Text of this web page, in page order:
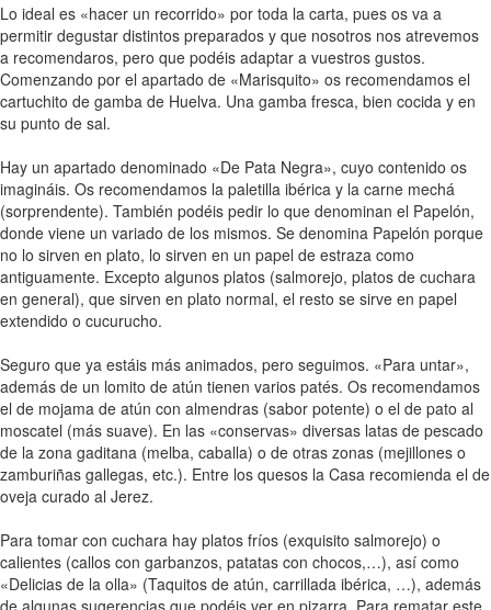
Lo ideal es «hacer un recorrido» por toda la carta, pues os va a
permitir degustar distintos preparados y que nosotros nos atrevemos
a recomendaros, pero que podéis adaptar a vuestros gustos.
Comenzando por el apartado de «Marisquito» os recomendamos el
cartuchito de gamba de Huelva. Una gamba fresca, bien cocida y en
su punto de sal.
Hay un apartado denominado «De Pata Negra», cuyo contenido os
imagináis. Os recomendamos la paletilla ibérica y la carne mechá
(sorprendente). También podéis pedir lo que denominan el Papelón,
donde viene un variado de los mismos. Se denomina Papelón porque
no lo sirven en plato, lo sirven en un papel de estraza como
antiguamente. Excepto algunos platos (salmorejo, platos de cuchara
en general), que sirven en plato normal, el resto se sirve en papel
extendido o cucurucho.
Seguro que ya estáis más animados, pero seguimos. «Para untar»,
además de un lomito de atún tienen varios patés. Os recomendamos
el de mojama de atún con almendras (sabor potente) o el de pato al
moscatel (más suave). En las «conservas» diversas latas de pescado
de la zona gaditana (melba, caballa) o de otras zonas (mejillones o
zamburiñas gallegas, etc.). Entre los quesos la Casa recomienda el de
oveja curado al Jerez.
Para tomar con cuchara hay platos fríos (exquisito salmorejo) o
calientes (callos con garbanzos, patatas con chocos,…), así como
«Delicias de la olla» (Taquitos de atún, carrillada ibérica, …), además
de algunas sugerencias que podéis ver en pizarra. Para rematar este